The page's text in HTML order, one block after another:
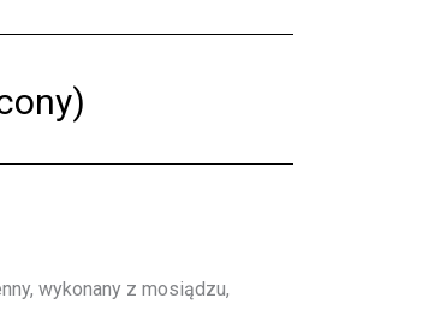
wykonany z mosiądzu,